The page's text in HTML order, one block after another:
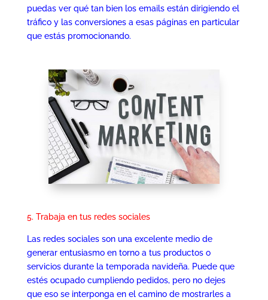
puedas ver qué tan bien los emails están dirigiendo el
tráfico y las conversiones a esas páginas en particular
que estás promocionando.
5. Trabaja en tus redes sociales
Las redes sociales son una excelente medio de
generar entusiasmo en torno a tus productos o
servicios durante la temporada navideña. Puede que
estés ocupado cumpliendo pedidos, pero no dejes
que eso se interponga en el camino de mostrarles a